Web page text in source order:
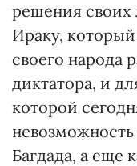
решения
Ираку,
своего народа
диктатора, и
которой
Багдада, а еще